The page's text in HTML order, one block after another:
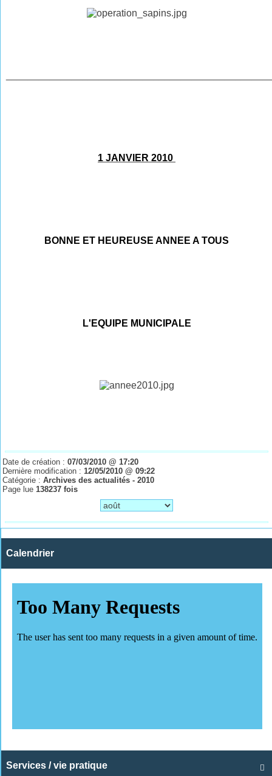
1 JANVIER 2010
BONNE ET HEUREUSE ANNEE A TOUS
L'EQUIPE MUNICIPALE
Date de création :07/03/2010 @ 17:20
Dernière modification : 12/05/2010 @ 09:22
Catégorie :Archives des actualités - 2010
Page lue 138237 fois
Calendrier

Services / vie pratique